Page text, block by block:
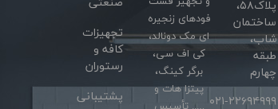
پلاک۵۸،
ساختمان
شاب،
طبقه
چهارم
۰۲۱-۲۲۶۹۴۹۹۹
فودهای زنجیره
ای مک دونالد،
کی اف سی،
برگر کینگ،
پیتزا هات و
تجهیزات
کافه و
رستوران
پشتیبانی